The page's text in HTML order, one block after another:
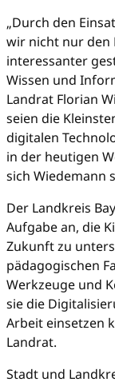
„Durch den
wir nicht nur den
interessanter
Wissen und
Landrat Florian
seien die
digitalen
in der heutigen
sich Wiedemann
Der Landkreis
Aufgabe an, die
Zukunft zu
pädagogischen
Werkzeuge und
sie die
Arbeit einsetzen
Landrat.
Stadt und